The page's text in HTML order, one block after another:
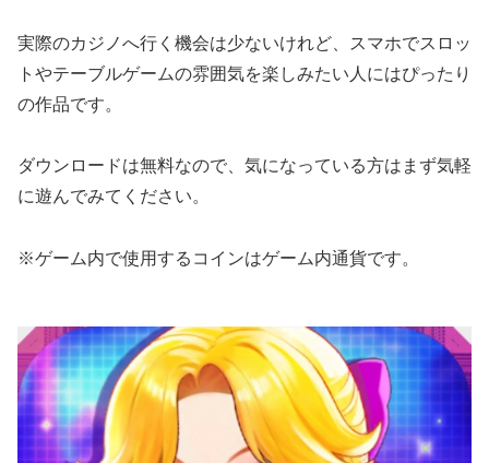
実際のカジノへ行く機会は少ないけれど、スマホでスロッ
トやテーブルゲームの雰囲気を楽しみたい人にはぴったり
の作品です。
ダウンロードは無料なので、気になっている方はまず気軽
に遊んでみてください。
※ゲーム内で使用するコインはゲーム内通貨です。